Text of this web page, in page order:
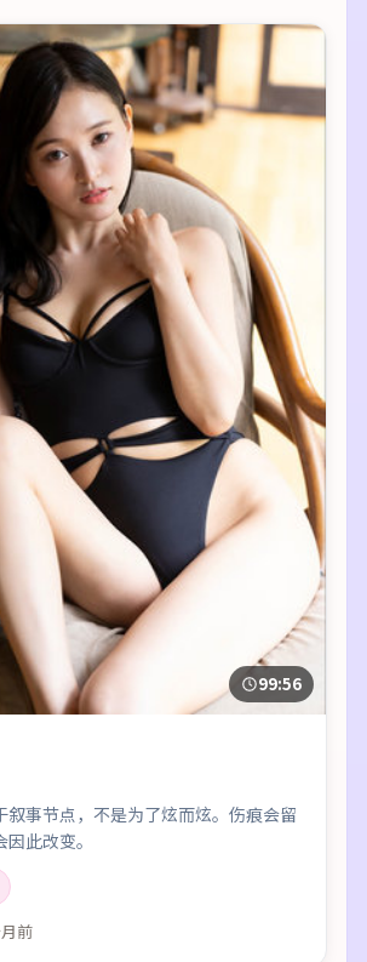
99:56
叙事节点，不是为了炫而炫。伤痕会留
此改变。
前